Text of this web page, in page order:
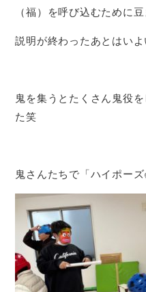
（福）を呼び込むために
説明が終わったあとはいよ
鬼を集うとたくさん鬼役
た笑
鬼さんたちで「ハイポーズ